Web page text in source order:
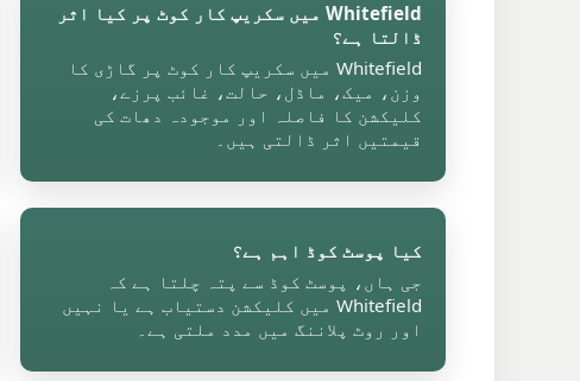
Whitefield میں سکریپ کار کوٹ پر کیا اثر
ڈالتا ہے؟
Whitefield میں سکریپ کار کوٹ پر گاڑی کا
وزن، میک، ماڈل، حالت، غائب پرزے،
کلیکشن کا فاصلہ اور موجودہ دھات کی
قیمتیں اثر ڈالتی ہیں۔
کیا پوسٹ کوڈ اہم ہے؟
جی ہاں، پوسٹ کوڈ سے پتہ چلتا ہے کہ
Whitefield میں کلیکشن دستیاب ہے یا نہیں
اور روٹ پلاننگ میں مدد ملتی ہے۔